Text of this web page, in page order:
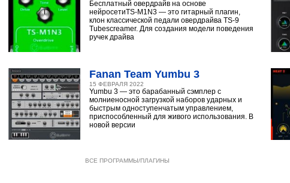
Бесплатный овердрайв на основе
нейросетиTS-M1N3 — это гитарный плагин,
клон классической педали овердрайва TS-9
Tubescreamer. Для создания модели поведения
ручек драйва
Fanan Team Yumbu 3
15 ФЕВРАЛЯ 2022
Yumbu 3 — это барабанный сэмплер с
молниеносной загрузкой наборов ударных и
быстрым одноступенчатым управлением,
приспособленный для живого использования. В
новой версии
ВСЕ ПРОГРАММЫ/ПЛАГИНЫ